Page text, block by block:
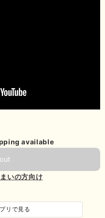
available
いの方向け
リで見る